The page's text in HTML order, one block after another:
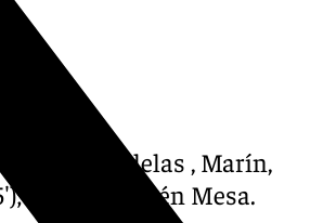
Caro, Candelas , Marín,
Goma y Rubén Mesa.